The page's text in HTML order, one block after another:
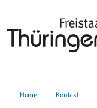
Home Kontakt